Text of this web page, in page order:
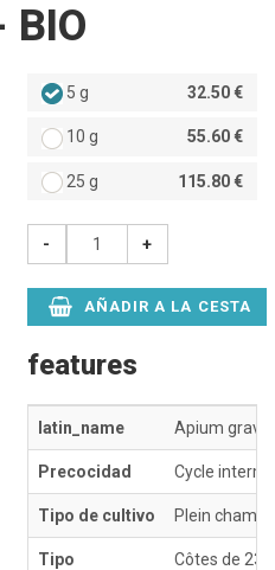
BIO
5 g 32.50 €
10 g 55.60 €
25 g 115.80 €
- +
AÑADIR A LA CESTA
features
latin_name Apium
Precocidad Cycle
Tipo de cultivo Plein champ
Tipo Côtes de 23